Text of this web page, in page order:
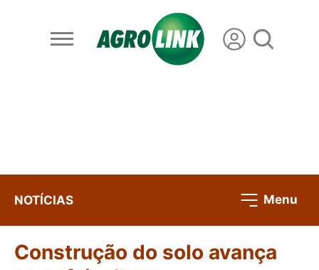
NOTÍCIAS Menu
Construção do solo avança